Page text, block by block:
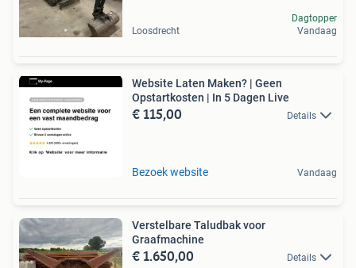
Loosdrecht
Dagtopper
Vandaag
Website Laten Maken? | Geen
Opstartkosten | In 5 Dagen Live
€ 115,00 Details
Bezoek website Vandaag
Verstelbare Taludbak voor
Graafmachine
€ 1.650,00 Details